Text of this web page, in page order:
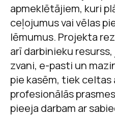
apmeklētājiem, kuri
ceļojumus vai vēlas
lēmumus. Projekta
arī darbinieku
zvani, e-pasti un
pie kasēm, tiek
profesionālās
pieeja darbam ar